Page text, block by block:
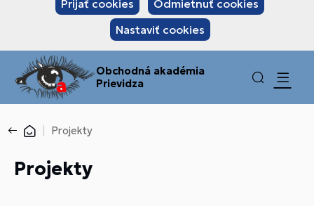
Prijať cookies
Odmietnuť cookies
Nastaviť cookies
Obchodná akadémia
Prievidza
Projekty
Projekty